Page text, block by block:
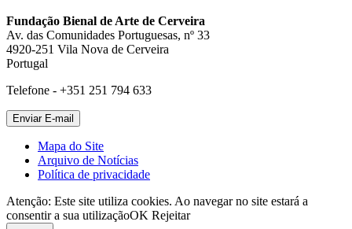
Fundação Bienal de Arte de Cerveira
Av. das Comunidades Portuguesas, nº 33
4920-251 Vila Nova de Cerveira
Portugal
Telefone - +351 251 794 633
Mapa do Site
Arquivo de Notícias
Política de privacidade
Atenção: Este site utiliza cookies. Ao navegar no site estará a
consentir a sua utilizaçãoOK Rejeitar